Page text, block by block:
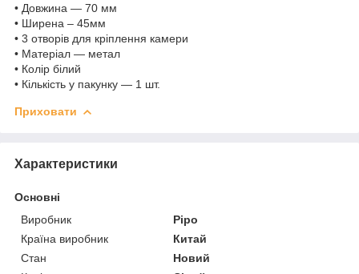
• Довжина — 70 мм
• Ширена – 45мм
• 3 отворів для кріплення камери
• Матеріал — метал
• Колір білий
• Кількість у пакунку — 1 шт.
Приховати
Характеристики
Основні
Виробник
Pipo
Країна виробник
Китай
Стан
Новий